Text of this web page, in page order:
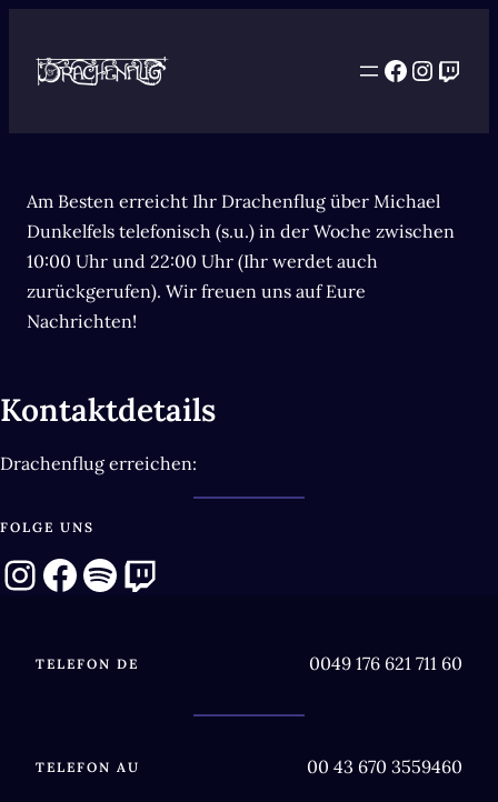
Facebook
Am Besten erreicht Ihr Drachenflug über Michael
Dunkelfels telefonisch (s.u.) in der Woche zwischen
10:00 Uhr und 22:00 Uhr (Ihr werdet auch
zurückgerufen). Wir freuen uns auf Eure
Nachrichten!
Kontaktdetails
Drachenflug erreichen:
FOLGE UNS
InstagramFacebook Spotify Twitch
TELEFON DE 0049 176 621 711 60
TELEFON AU ‭00 43 670 3559460‬